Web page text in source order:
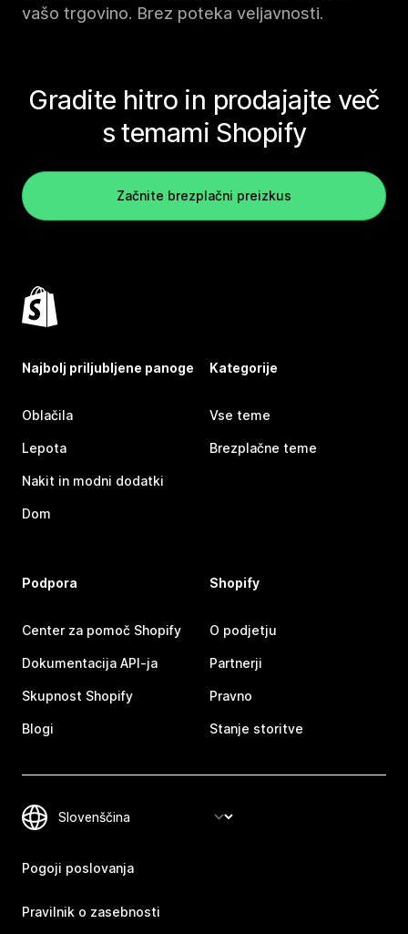
vašo trgovino. Brez poteka veljavnosti.
Gradite hitro in prodajajte več
s temami Shopify
Začnite brezplačni preizkus
Najbolj priljubljene panoge
Oblačila
Lepota
Nakit in modni dodatki
Dom
Kategorije
Vse teme
Brezplačne teme
Podpora
Center za pomoč Shopify
Dokumentacija API-ja
Skupnost Shopify
Blogi
Shopify
O podjetju
Partnerji
Pravno
Stanje storitve
Pogoji poslovanja
Pravilnik o zasebnosti